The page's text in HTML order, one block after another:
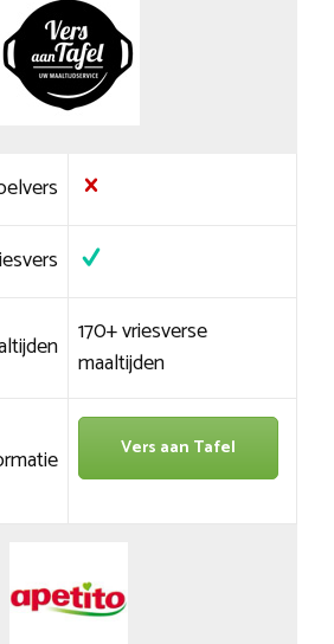
170+ vriesverse
maaltijden
Vers aan Tafel